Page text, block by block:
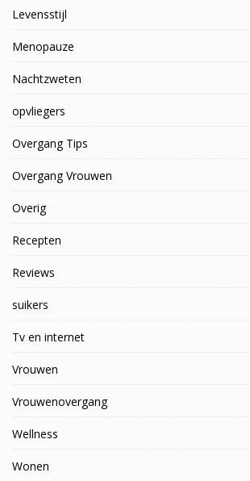
Levensstijl
Menopauze
Nachtzweten
opvliegers
Overgang Tips
Overgang Vrouwen
Overig
Recepten
Reviews
suikers
Tv en internet
Vrouwen
Vrouwenovergang
Wellness
Wonen